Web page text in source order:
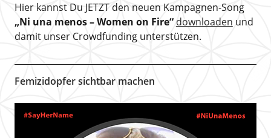
Hier kannst Du JETZT den neuen Kampagnen-Song
„Ni una menos – Women on Fire“downloaden und
damit unser Crowdfunding unterstützen.
Femizidopfer sichtbar machen